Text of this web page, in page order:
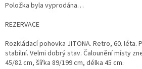
Položka byla vyprodána…
REZERVACE
Rozkládací pohovka JITONA. Retro, 60. léta.
stabilní. Velmi dobrý stav. Čalounění místy
45/82 cm, šířka 89/199 cm, délka 45 cm.